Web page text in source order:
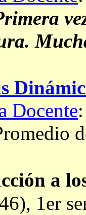
Docente
a
1er